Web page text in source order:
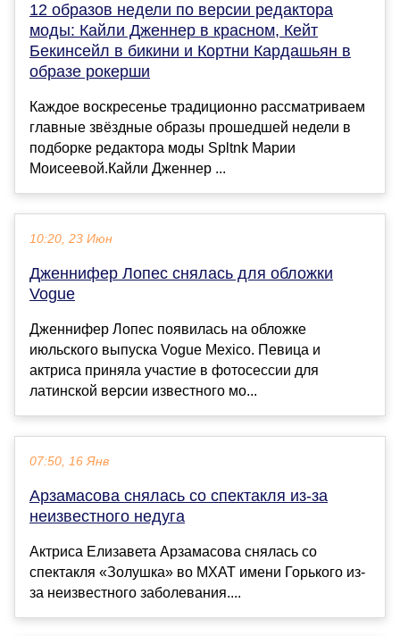
12 образов недели по версии редактора
моды: Кайли Дженнер в красном, Кейт
Бекинсейл в бикини и Кортни Кардашьян в
образе рокерши
Каждое воскресенье традиционно рассматриваем
главные звёздные образы прошедшей недели в
подборке редактора моды Spltnk Марии
Моисеевой.Кайли Дженнер ...
10:20, 23 Июн
Дженнифер Лопес снялась для обложки
Vogue
Дженнифер Лопес появилась на обложке
июльского выпуска Vogue Mexico. Певица и
актриса приняла участие в фотосессии для
латинской версии известного мо...
07:50, 16 Янв
Арзамасова снялась со спектакля из-за
неизвестного недуга
Актриса Елизавета Арзамасова снялась со
спектакля «Золушка» во МХАТ имени Горького из-
за неизвестного заболевания....